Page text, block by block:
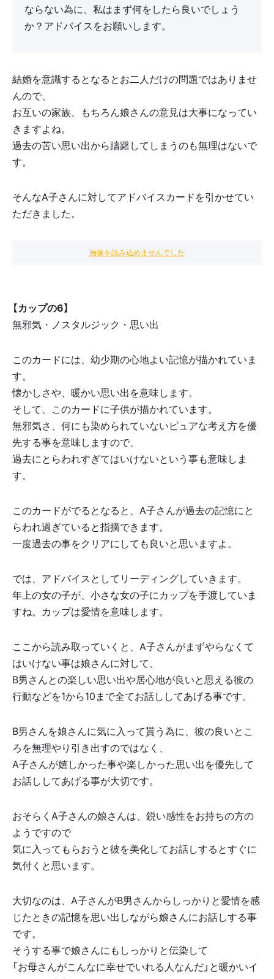
ならない為に、私はまず何をしたら良いでしょう
か？アドバイスをお願いします。
結婚を意識するとなるとお二人だけの問題ではありませ
んので、
お互いの家族、もちろん娘さんの意見は大事になってい
きますよね。
過去の苦い思い出から躊躇してしまうのも無理はないで
す。
そんなA子さんに対してアドバイスカードを引かせてい
ただきました。
画像を読み込めませんでした
【カップの6】
無邪気・ノスタルジック・思い出
このカードには、幼少期の心地よい記憶が描かれていま
す。
懐かしさや、暖かい思い出を意味します。
そして、このカードに子供が描かれています。
無邪気さ、何にも染められていないピュアな考え方を優
先する事を意味しますので、
過去にとらわれすぎてはいけないという事も意味しま
す。
このカードがでるとなると、A子さんが過去の記憶にと
らわれ過ぎていると指摘できます。
一度過去の事をクリアにしても良いと思いますよ。
では、アドバイスとしてリーディングしていきます。
年上の女の子が、小さな女の子にカップを手渡していま
すね。カップは愛情を意味します。
ここから読み取っていくと、A子さんがまずやらなくて
はいけない事は娘さんに対して、
B男さんとの楽しい思い出や居心地が良いと思える彼の
行動などを1から10まで全てお話ししてあげる事です。
B男さんを娘さんに気に入って貰う為に、彼の良いとこ
ろを無理やり引き出すのではなく、
A子さんが嬉しかった事や楽しかった思い出を優先して
お話ししてあげる事が大切です。
おそらくA子さんの娘さんは、鋭い感性をお持ちの方の
ようですので
気に入ってもらおうと彼を美化してお話しするとすぐに
気付くと思います。
大切なのは、A子さんがB男さんからしっかりと愛情を感
じたときの記憶を思い出しながら娘さんにお話しする事
です。
そうする事で娘さんにもしっかりと伝染して
「お母さんがこんなに幸せでいれる人なんだ」と暖かいイ